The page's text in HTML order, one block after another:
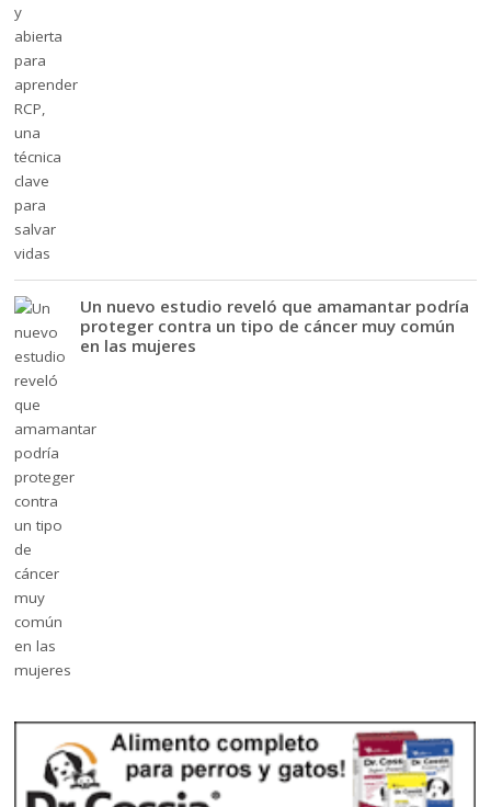
Un nuevo estudio reveló que amamantar podría
proteger contra un tipo de cáncer muy común
en las mujeres